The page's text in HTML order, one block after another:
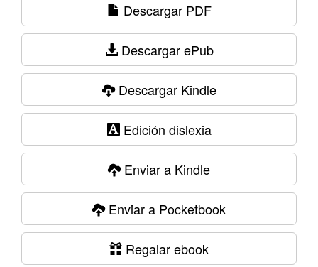
Descargar PDF
Descargar ePub
Descargar Kindle
Edición dislexia
Enviar a Kindle
Enviar a Pocketbook
Regalar ebook